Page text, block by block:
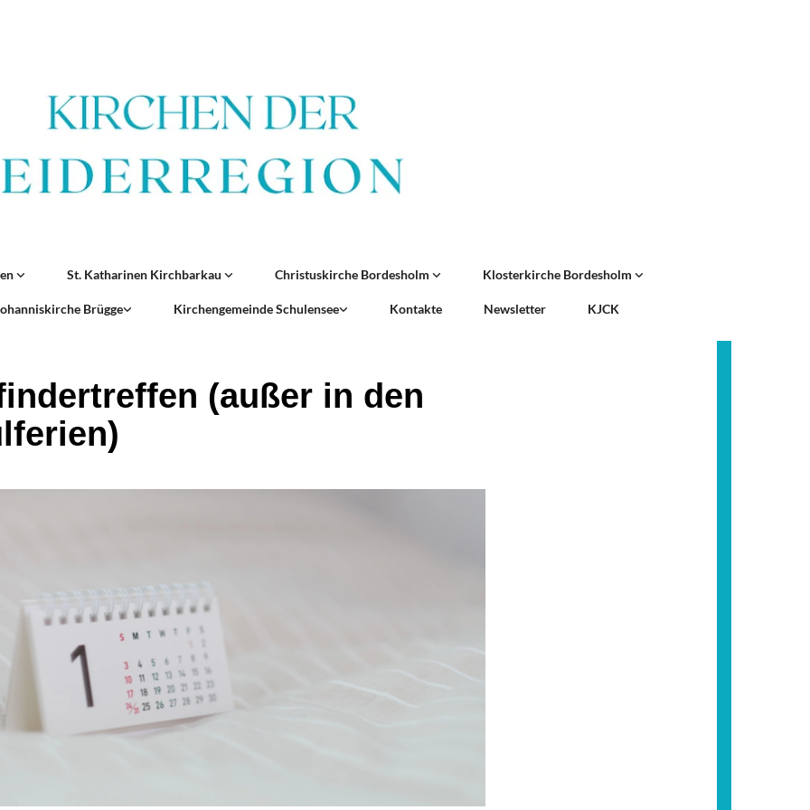
St. Katharinen Kirchbarkau Christuskirche Bordesholm Klosterkirche Bordesholm
Brügge Kirchengemeinde Schulensee Kontakte Newsletter KJCK
(außer in den